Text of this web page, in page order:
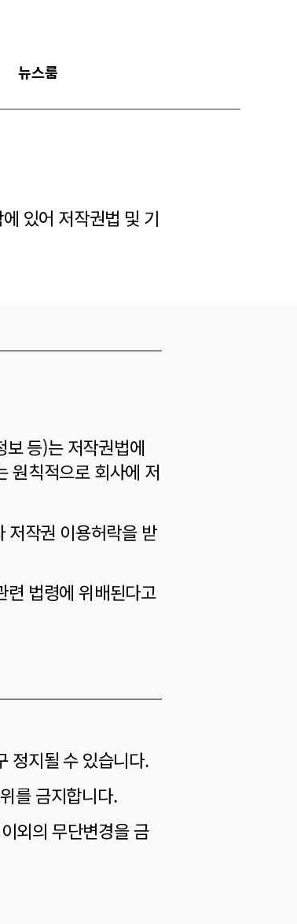
뉴스룸
있어 저작권법 및 기
보 등)는 저작권법에
원칙적으로 회사에 저
저작권 이용허락을 받
련 법령에 위배된다고
정지될 수 있습니다.
를 금지합니다.
외의 무단변경을 금